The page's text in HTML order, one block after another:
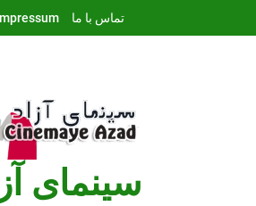
تماس با ما
سينماى